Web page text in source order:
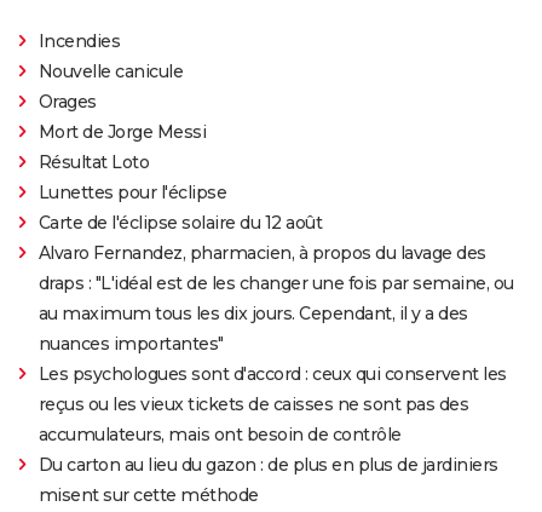
Incendies
Nouvelle canicule
Orages
Mort de Jorge Messi
Résultat Loto
Lunettes pour l'éclipse
Carte de l'éclipse solaire du 12 août
Alvaro Fernandez, pharmacien, à propos du lavage des
draps : "L'idéal est de les changer une fois par semaine, ou
au maximum tous les dix jours. Cependant, il y a des
nuances importantes"
Les psychologues sont d'accord : ceux qui conservent les
reçus ou les vieux tickets de caisses ne sont pas des
accumulateurs, mais ont besoin de contrôle
Du carton au lieu du gazon : de plus en plus de jardiniers
misent sur cette méthode